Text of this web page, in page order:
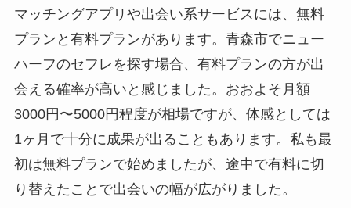
マッチングアプリや出会い系サービスには、無料
プランと有料プランがあります。青森市でニュー
ハーフのセフレを探す場合、有料プランの方が出
会える確率が高いと感じました。おおよそ月額
3000円〜5000円程度が相場ですが、体感としては
1ヶ月で十分に成果が出ることもあります。私も最
初は無料プランで始めましたが、途中で有料に切
り替えたことで出会いの幅が広がりました。